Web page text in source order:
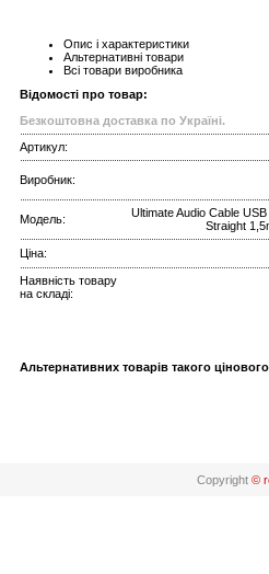
Опис і характеристики
Альтернативні товари
Всі товари виробника
Відомості про товар:
Безкоштовна доставка по Україні.
Артикул:
Виробник:
Модель:
Ultimate Audio Cable
Straight
Ціна:
Наявність товару
на складі:
Альтернативних товарів такого
Copyright ©